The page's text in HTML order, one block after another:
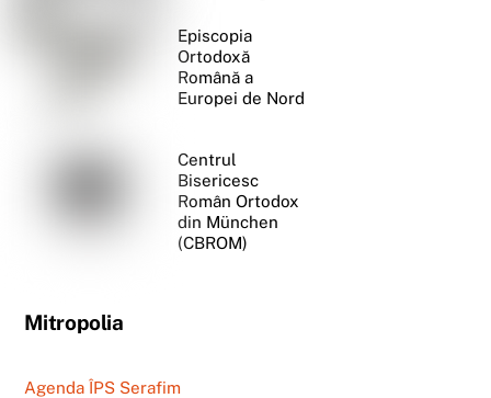
Episcopia
Ortodoxă
Română a
Europei de Nord
Centrul
Bisericesc
Român Ortodox
din München
(CBROM)
Mitropolia
Agenda ÎPS Serafim